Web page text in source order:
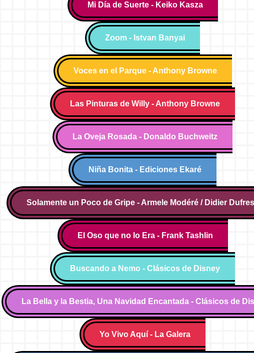
Mi Día de Suerte - Keiko Kasza
Zoom - Istvan Banyai
Voces en el Parque - Anthony Browne
Las Pinturas de Willy - Anthony Browne
La Oveja Rosada - Donaldo Buchweitz
Niña Bonita - Ediciones Ekaré
Solamente un Poco de Gripe - Armele Modéré / Didier
El Oso que no lo Era - Frank Tashlin
Buscando a Nemo - Clásicos de Disney
La Bella y la Bestia, Una Navidad Encantada - Clásicos de
Yo Vivo Aquí - La Galera